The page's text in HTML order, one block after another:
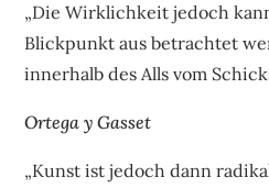
„Die Wirklichkeit jedoch
Blickpunkt aus betrachtet
innerhalb des Alls vom
Ortega y Gasset
„Kunst ist jedoch dann